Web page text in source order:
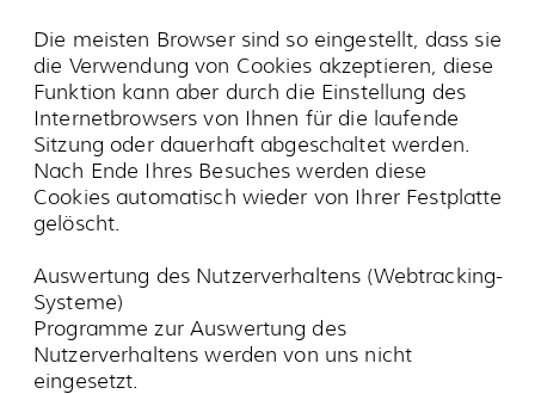
sind, ermöglichen Sie YouTube, Ihr Surfverhalten
direkt Ihrem persönlichen Profil zuzuordnen.
Dies können Sie verhindern, indem Sie sich aus
Ihrem YouTube-Account ausloggen.
Die Nutzung von YouTube erfolgt im Interesse
einer ansprechenden Darstellung unserer
Online-Angebote. Dies stellt ein berechtigtes
Interesse im Sinne von Art. 6 Abs. 1 lit. f DSGVO
dar.
Weitere Informationen zum Umgang mit
Nutzerdaten finden Sie in der
Datenschutzerklärung von YouTube
cy.
Google Web Fonts
Diese Seite nutzt zur einheitlichen Darstellung
von Schriftarten so genannte Web Fonts, die
von Google bereitgestellt werden. Beim Aufruf